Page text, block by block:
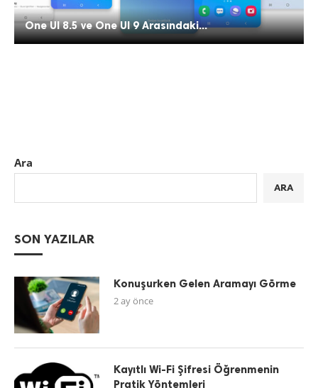
One UI 8.5 ve One UI 9 Arasındaki...
Ara
ARA
SON YAZILAR
Konuşurken Gelen Aramayı Görme
2 ay önce
Kayıtlı Wi-Fi Şifresi Öğrenmenin
Pratik Yöntemleri